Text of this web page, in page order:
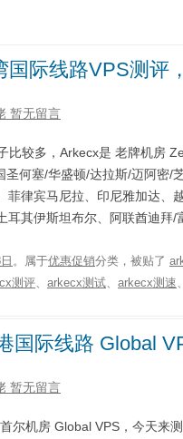
国际线路VPS测评
暂无留言
比较多，Arkecx是 老牌机房
圣何塞/华盛顿/达拉斯/迈阿密/
菲律宾马尼拉、印尼雅加达、
耳其伊斯坦布尔、阿联酋迪拜/
。属于优惠促销分类，被贴了
测评 arkecx测试 arkecx测速
国际线路 Global
暂无留言
尔机房 Global VPS，今天来